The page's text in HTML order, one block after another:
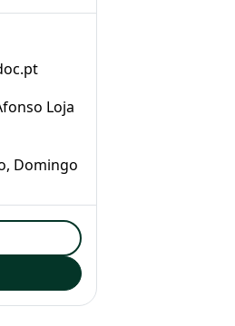
Loja
Domingo